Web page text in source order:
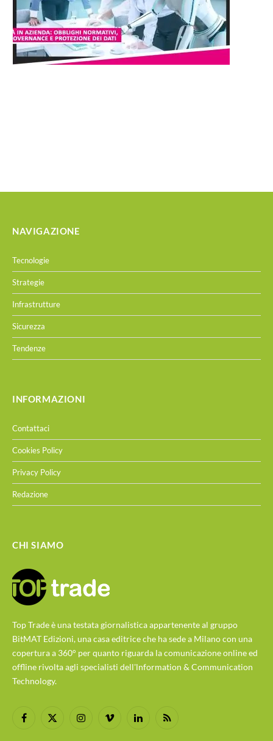
NAVIGAZIONE
Tecnologie
Strategie
Infrastrutture
Sicurezza
Tendenze
INFORMAZIONI
Contattaci
Cookies Policy
Privacy Policy
Redazione
CHI SIAMO
Top Trade è una testata giornalistica appartenente al gruppo
BitMAT Edizioni, una casa editrice che ha sede a Milano con una
copertura a 360° per quanto riguarda la comunicazione online ed
offline rivolta agli specialisti dell'lnformation & Communication
Technology.
Facebook
X
InstagramVimeo LinkedInRSS